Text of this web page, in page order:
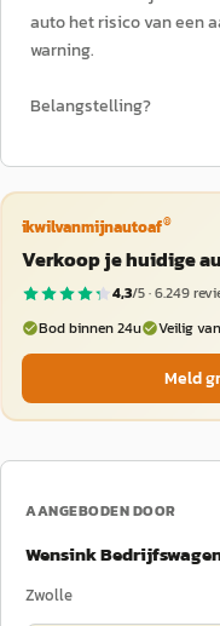
auto het risico van een
warning.
Belangstelling?
ikwilvanmijnautoaf®
Verkoop je huidige
4,3/5 ·6.249
Bod binnen 24u
Veilig
Meld
AANGEBODEN DOOR
Wensink
Zwolle